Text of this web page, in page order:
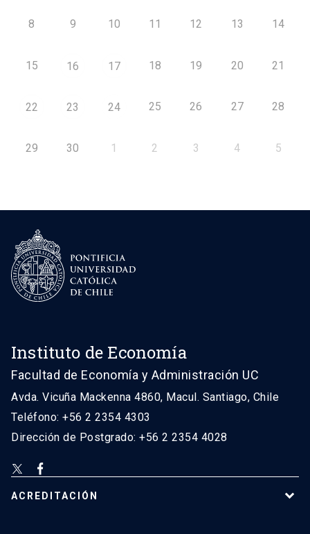
8 9 10 11 12 13 14
15 16 17 18 19 20 21
22 23 24 25 26 27 28
29 30 1 2 3 4 5
Instituto de Economía
Facultad de Economía y Administración UC
Avda. Vicuña Mackenna 4860, Macul. Santiago, Chile
Teléfono: +56 2 2354 4303
Dirección de Postgrado: +56 2 2354 4028
ACREDITACIÓN